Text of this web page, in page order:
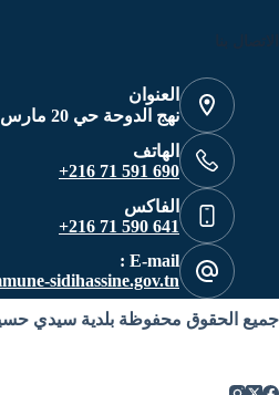
العنوان
نهج الدوحة حي 20 مارس سيدي حسين - 1095
الهاتف
690 591 71 216+
الفاكس
641 590 71 216+
E-mail :
sidihassine.gov.tn
جميع الحقوق محفوظة بلدية سيدي حسين